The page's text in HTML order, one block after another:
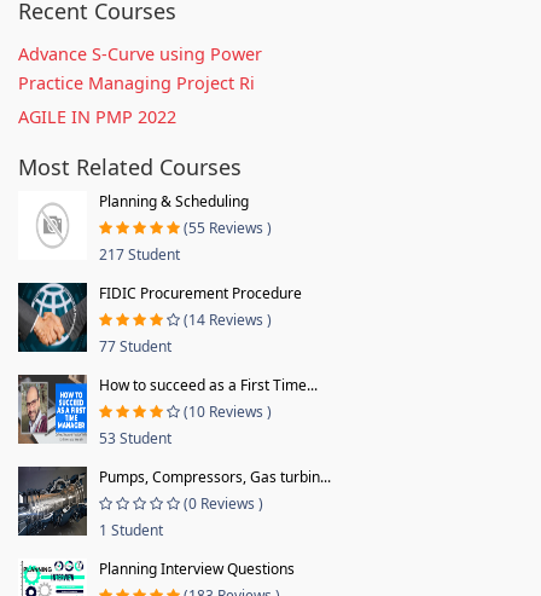
Recent Courses
Advance S-Curve using Power
Practice Managing Project Ri
AGILE IN PMP 2022
Most Related Courses
Planning & Scheduling
(55 Reviews )
217 Student
FIDIC Procurement Procedure
(14 Reviews )
77 Student
How to succeed as a First Time...
(10 Reviews )
53 Student
Pumps, Compressors, Gas turbin...
(0 Reviews )
1 Student
Planning Interview Questions